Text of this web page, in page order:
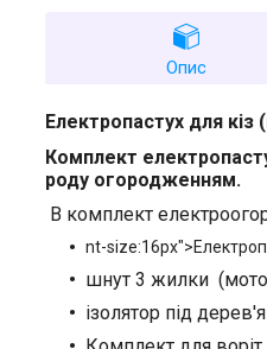
Опис
Електропастух для
Комплект
роду огородженням.
В комплект
nt-
шнут 3 жилки
ізолятор під